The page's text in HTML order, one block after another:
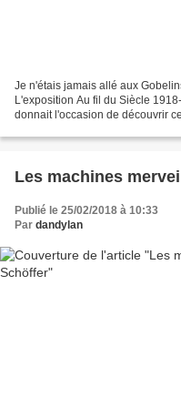
Je n'étais jamais allé aux
L'exposition Au fil du Siècle
donnait l'occasion de découvrir
Les machines
Publié le 25/02/2018 à 10:33
Par dandylan